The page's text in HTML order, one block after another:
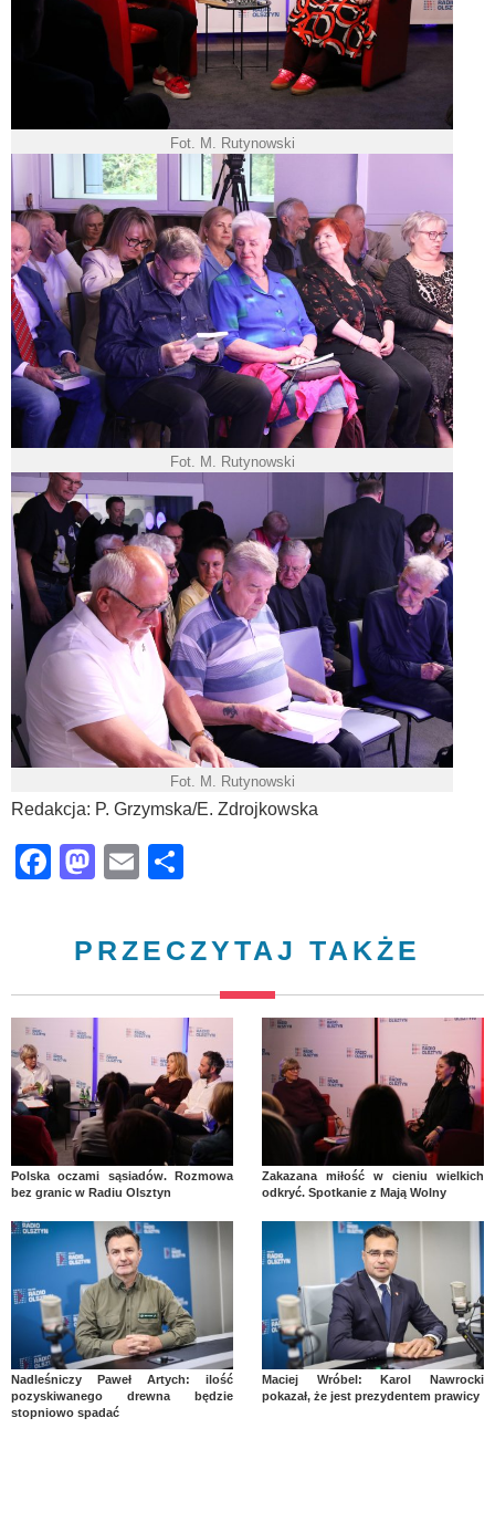
Fot. M. Rutynowski
Fot. M. Rutynowski
Fot. M. Rutynowski
Redakcja: P. Grzymska/E. Zdrojkowska
Facebook
Mastodon
Email
PRZECZYTAJ TAKŻE
Polska oczami sąsiadów. Rozmowa
bez granic w Radiu Olsztyn
Zakazana miłość w cieniu wielkich
odkryć. Spotkanie z Mają Wolny
Nadleśniczy Paweł Artych: ilość
pozyskiwanego drewna będzie
stopniowo spadać
Maciej Wróbel: Karol Nawrocki
pokazał, że jest prezydentem prawicy